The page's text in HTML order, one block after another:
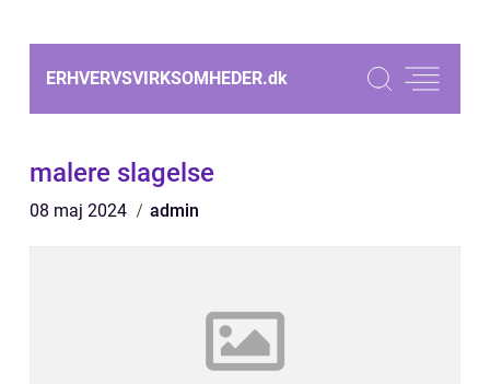
ERHVERVSVIRKSOMHEDER.dk
malere slagelse
08 maj 2024 admin